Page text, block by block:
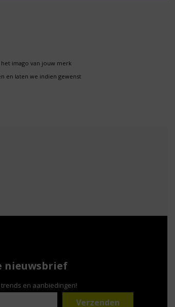
imago van jouw merk
en laten we indien gewenst
nieuwsbrief
en aanbiedingen!